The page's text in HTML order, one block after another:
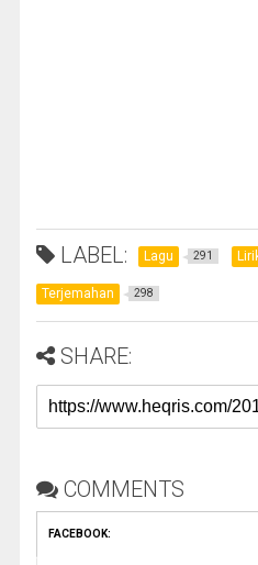
LABEL: Lagu 291
Terjemahan 298
SHARE:
COMMENTS
FACEBOOK: